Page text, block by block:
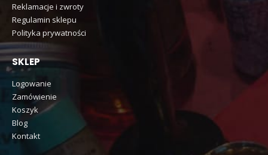
Reklamacje i zwroty
Regulamin sklepu
Polityka prywatności
SKLEP
Logowanie
Zamówienie
Koszyk
Blog
Kontakt